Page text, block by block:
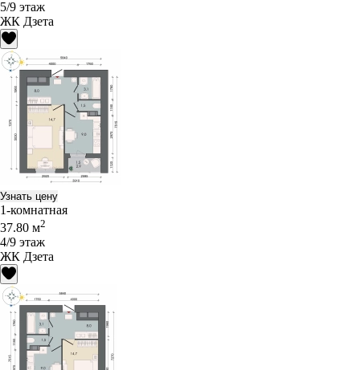
5/9 этаж
ЖК Дзета
Узнать цену
1-комнатная
37.80 м2
4/9 этаж
ЖК Дзета